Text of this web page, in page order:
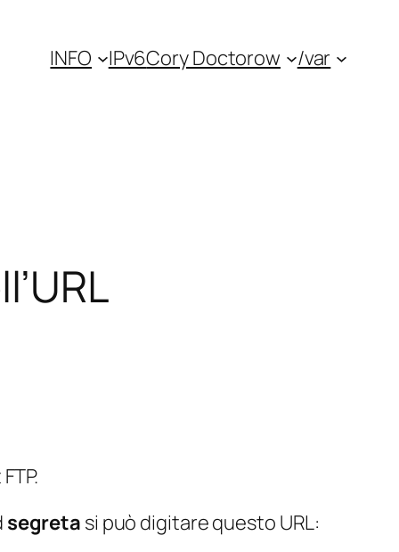
INFO IPv6Cory Doctorow /var
segreta si può digitare questo URL: